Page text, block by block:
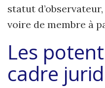
statut
voire de membre à
Les
cadre